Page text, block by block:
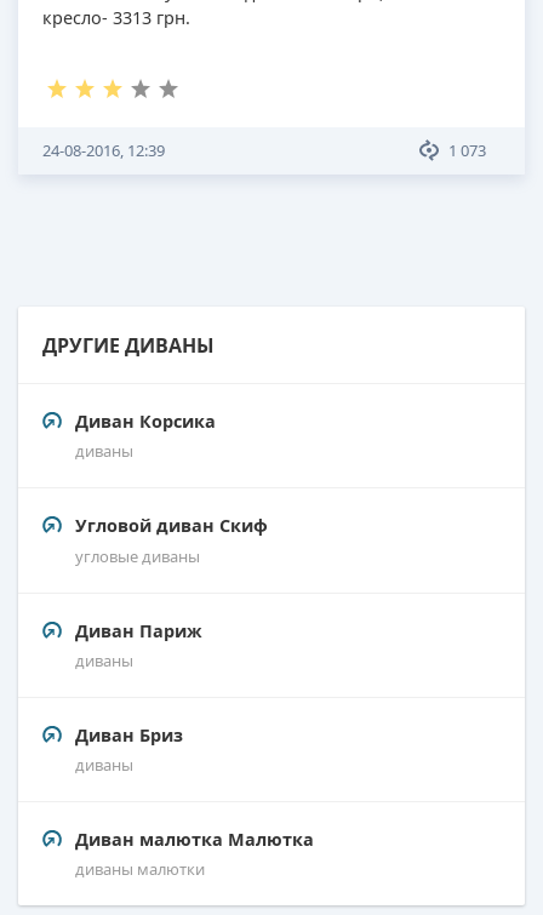
кресло- 3313 грн.
1 073
24-08-2016, 12:39
ДРУГИЕ ДИВАНЫ
Диван Корсика
диваны
Угловой диван Скиф
угловые диваны
Диван Париж
диваны
Диван Бриз
диваны
Диван малютка Малютка
диваны малютки